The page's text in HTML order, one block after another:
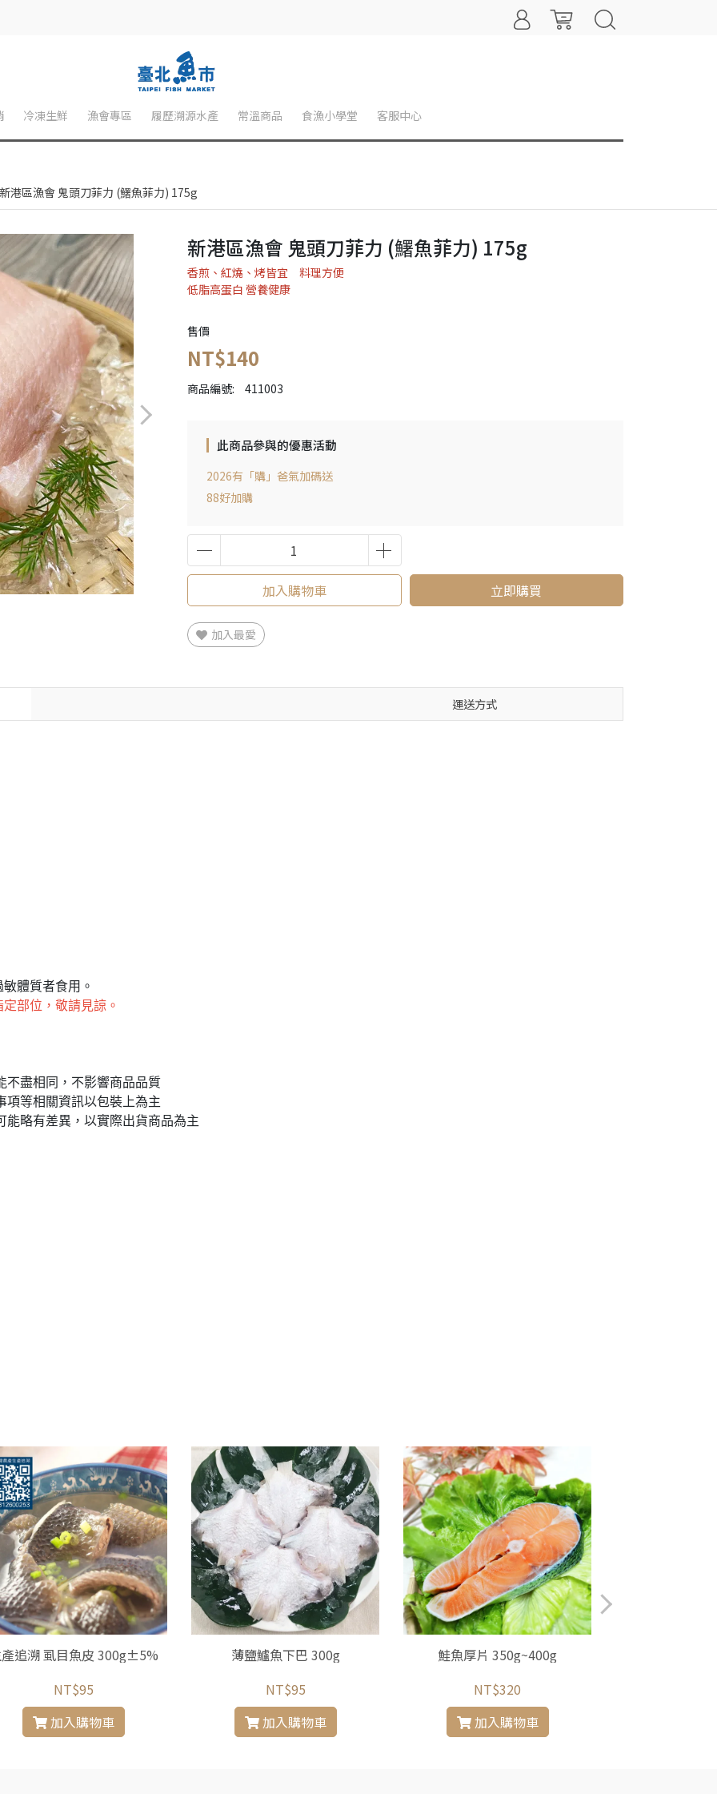
冷凍生鮮 漁會專區 履歷溯源水產 常溫商品 食漁小學堂 客服中心
港區漁會 鬼頭刀菲力 (鱰魚菲力) 175g
新港區漁會 鬼頭刀菲力 (鱰魚菲力) 175g
香煎、紅燒、烤皆宜 料理方便
低脂高蛋白 營養健康
售價
NT$140
商品編號: 411003
此商品參與的優惠活動
2026有「購」爸氣加碼送
88好加購
加入購物車 立即購買
加入最愛
運送方式
體質者食用。
部位，敬請見諒。
盡相同，不影響商品品質
等相關資訊以包裝上為主
略有差異，以實際出貨商品為主
追溯 虱目魚皮 300g±5%
NT$95
加入購物車
薄鹽鱸魚下巴 300g
NT$95
加入購物車
鮭魚厚片 350g~400g
NT$320
加入購物車